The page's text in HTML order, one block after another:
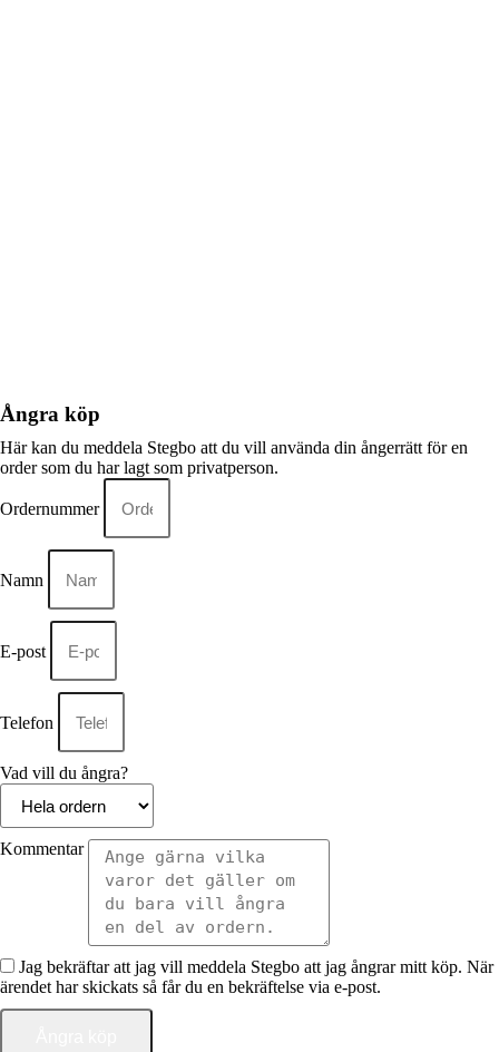
Ångra köp
Här kan du meddela Stegbo att du vill använda din ångerrätt för en
order som du har lagt som privatperson.
Ordernummer
Namn
E-post
Telefon
Vad vill du ångra?
Kommentar
Jag bekräftar att jag vill meddela Stegbo att jag ångrar mitt köp. När
ärendet har skickats så får du en bekräftelse via e-post.